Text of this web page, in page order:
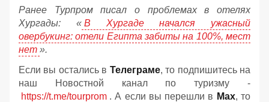
Ранее Турпром писал о проблемах в отелях
Хургады: « В Хургаде начался ужасный
овербукинг: отели Египта забиты на 100%, мест
нет ».
Если вы остались в Телеграме, то подпишитесь на
наш Новостной канал по туризму -
https://t.me/tourprom . А если вы перешли в Мах, то